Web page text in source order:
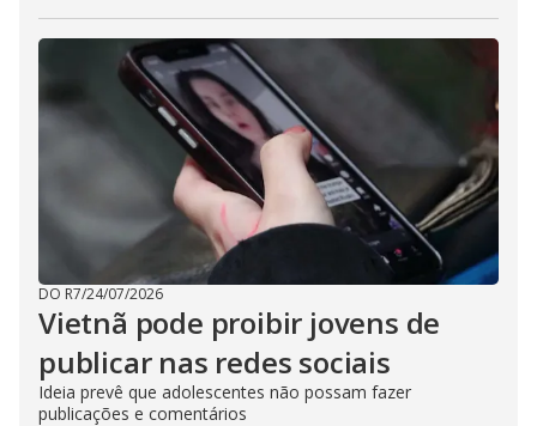
DO R7/24/07/2026
Vietnã pode proibir jovens de
publicar nas redes sociais
Ideia prevê que adolescentes não possam fazer
publicações e comentários